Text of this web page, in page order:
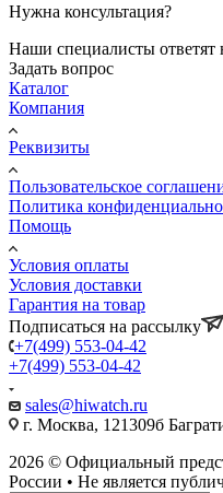
Нужна консультация?
Наши специалисты
Задать вопрос
Каталог
Компания
Реквизиты
Пользовательское
Политика
Помощь
Условия оплаты
Условия доставки
Гарантия на товар
Подписаться на рассылку
+7(499) 553-04-42
+7(499) 553-04-42
sales@hiwatch.ru
г. Москва, 121309б
2026 © Официальный
России • Не является